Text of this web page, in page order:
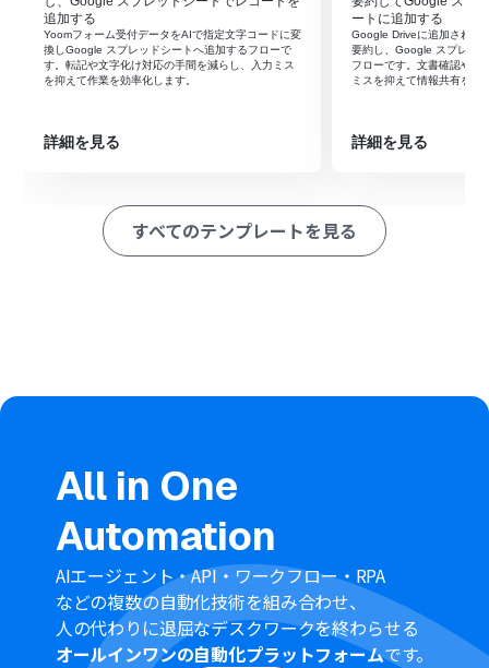
またHRBrainへの登録を引用したデータで行うことで情報の正
確性も保ちます。
・Google スプレッドシート、HRBrainのそれぞれとYoomを連
追加する
Yoomフォーム受付データをAIで指定文字コードに変
換しGoogle スプレッドシートへ追加するフローで
す。転記や文字化け対応の手間を減らし、入力ミス
を抑えて作業を効率化します。
詳細を見る
ートに追加する
Google Driveに追加された
要約し、Google スプレッ
フローです。文書確認や転
ミスを抑えて情報共有を早
詳細を見る
すべてのテンプレートを見る
All in One
Automation
AIエージェント・API・ワークフロー・RPA
などの複数の自動化技術を組み合わせ、
人の代わりに退屈なデスクワークを終わらせる
オールインワンの自動化プラットフォームです。